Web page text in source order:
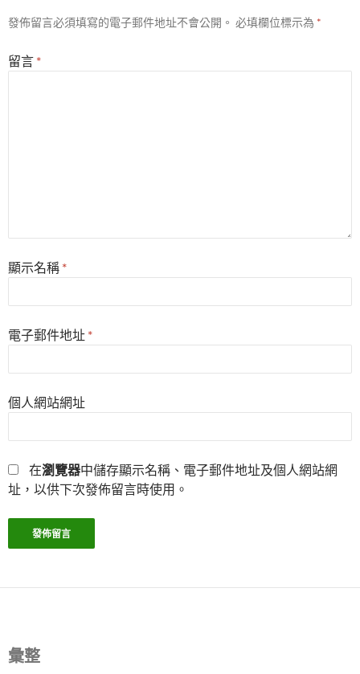
發佈留言必須填寫的電子郵件地址不會公開。 必填欄位標示為 *
留言 *
顯示名稱 *
電子郵件地址 *
個人網站網址
在瀏覽器中儲存顯示名稱、電子郵件地址及個人網站網
址，以供下次發佈留言時使用。
彙整